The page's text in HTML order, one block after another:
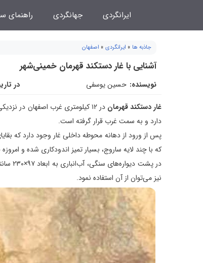
ایرانگردی جهانگردی راهنمای
جاذبه ها » ایرانگردی » اصفهان
آشنایی با غار دستکند قهرمان خمینی‌شهر
نویسنده: حسین یوسفی در
غار دستکند قهرمان
دارد و به سمت غرب قرار گرفته است.
پس از ورود از دهانه محوطه داخلی غار وجود دارد که
که با چند لایه ساروج، بسیار تمیز اندودکاری شده و
نیز می‌توان از آن استفاده نمود.